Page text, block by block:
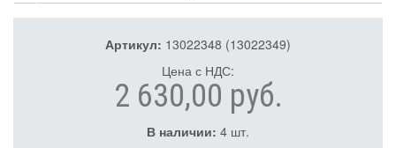
Артикул: 13022348 (13022349)
Цена с НДС:
2 630,00 руб.
В наличии: 4 шт.